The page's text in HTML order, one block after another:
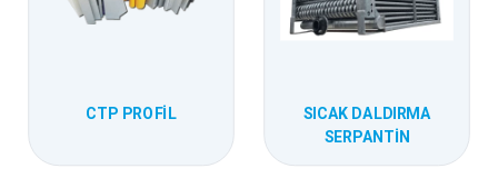
CTP PROFIL
SICAK DALDIRMA
SERPANTIN